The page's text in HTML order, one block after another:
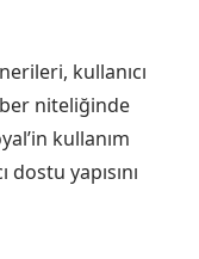
kullanıcı
niteliğinde
kullanım
yapısını